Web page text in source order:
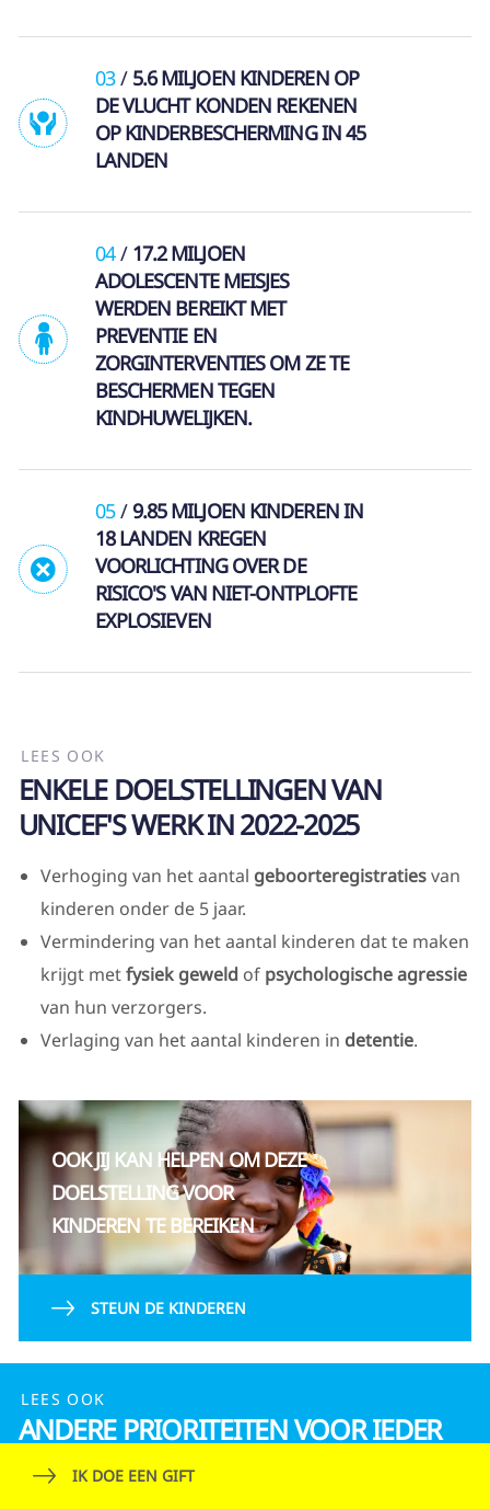
IK DOE EEN GIFT
03
5.6 MILJOEN KINDEREN OP
DE VLUCHT KONDEN REKENEN
OP KINDERBESCHERMING IN 45
LANDEN
04
17.2 MILJOEN
ADOLESCENTE MEISJES
WERDEN BEREIKT MET
PREVENTIE EN
ZORGINTERVENTIES OM ZE TE
BESCHERMEN TEGEN
KINDHUWELIJKEN.
05
9.85 MILJOEN KINDEREN IN
18 LANDEN KREGEN
VOORLICHTING OVER DE
RISICO'S VAN NIET-ONTPLOFTE
EXPLOSIEVEN
LEES OOK
ENKELE DOELSTELLINGEN VAN
UNICEF'S WERK IN 2022-2025
Verhoging van het aantal geboorteregistratiesvan
kinderen onder de 5 jaar.
Vermindering van het aantal kinderen dat te maken
krijgt metfysiek geweldof psychologische agressie
van hun verzorgers.
Verlaging van het aantal kinderen in detentie.
OOK JIJ KAN HELPEN OM DEZE
DOELSTELLING VOOR
KINDEREN TE BEREIKEN
STEUN DE KINDEREN
LEES OOK
ANDERE PRIORITEITEN VOOR IEDER
KIND